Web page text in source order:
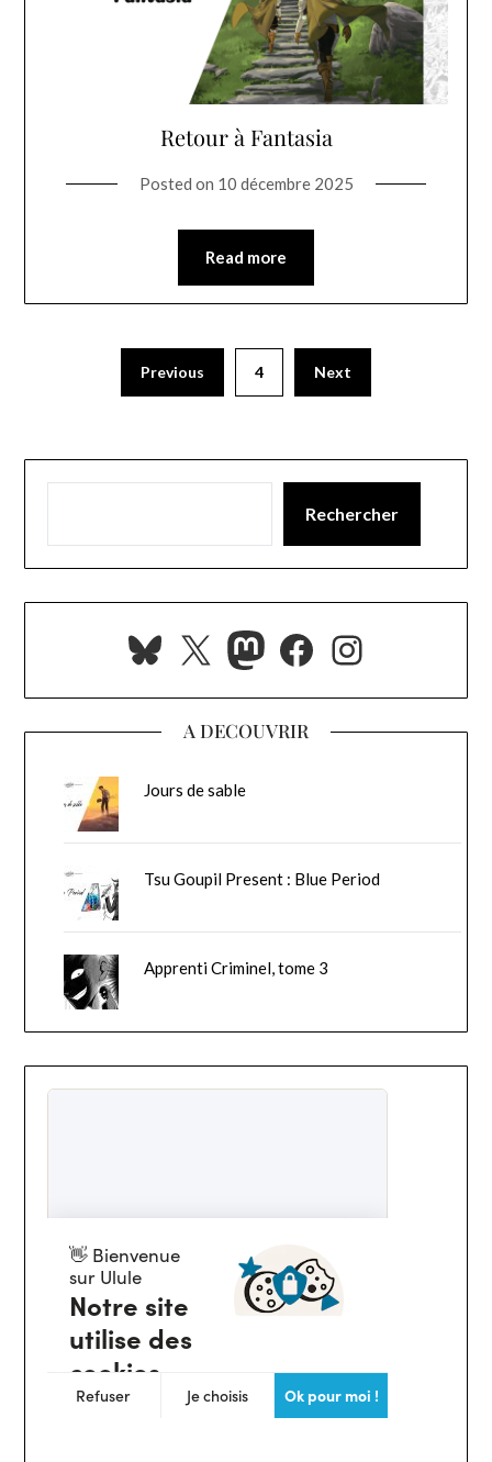
Retour à Fantasia
Posted on 10 décembre 2025
Read more
Previous 4 Next
Rechercher
Bluesky
X Mastodon
Facebook
A DECOUVRIR
Jours de sable
Tsu Goupil Present : Blue Period
Apprenti Criminel, tome 3